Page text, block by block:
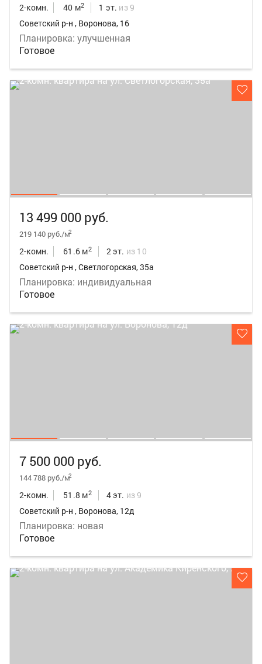
2-комн. 40 м2 1 эт. из 9
Советский р-н , Воронова, 16
Планировка: улучшенная
Готовое
13 499 000 руб.
219 140 руб./м2
2-комн. 61.6 м2 2 эт. из 10
Советский р-н , Светлогорская, 35а
Планировка: индивидуальная
Готовое
7 500 000 руб.
144 788 руб./м2
2-комн. 51.8 м2 4 эт. из 9
Советский р-н , Воронова, 12д
Планировка: новая
Готовое